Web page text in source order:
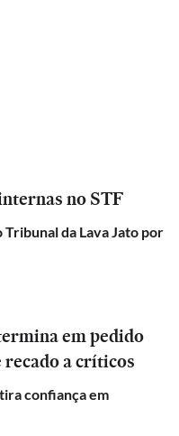
no STF
da Lava Jato por
em pedido
recado a críticos
confiança em